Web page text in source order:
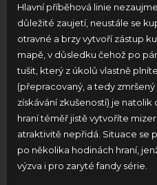
Hlavní příběhová linie
důležité zaujetí, neustále se
otravné a brzy vytvoří zástup
mapě, v důsledku čehož po
tušit, který z úkolů vlastně
(přepracovaný, a tedy zmršený
získávání zkušeností) je natolik
hraní téměř jistě vytvoříte
atraktivitě nepřidá. Situace se
po několika hodinách hraní,
výzva i pro zaryté fandy série.